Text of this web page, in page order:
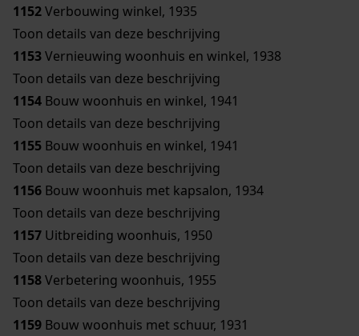
1152Verbouwing winkel, 1935
Toon details van deze beschrijving
1153Vernieuwing woonhuis en winkel, 1938
Toon details van deze beschrijving
1154 Bouw woonhuis en winkel, 1941
Toon details van deze beschrijving
1155 Bouw woonhuis en winkel, 1941
Toon details van deze beschrijving
1156 Bouw woonhuis met kapsalon, 1934
Toon details van deze beschrijving
1157 Uitbreiding woonhuis, 1950
Toon details van deze beschrijving
1158Verbetering woonhuis, 1955
Toon details van deze beschrijving
1159 Bouw woonhuis met schuur, 1931